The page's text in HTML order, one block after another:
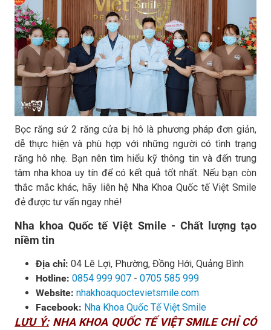
Bọc răng sứ 2 răng cửa bị hô là phương pháp đơn giản,
dễ thực hiện và phù hợp với những người có tình trạng
răng hô nhẹ. Bạn nên tìm hiểu kỹ thông tin và đến trung
tâm nha khoa uy tín để có kết quả tốt nhất. Nếu bạn còn
thắc mắc khác, hãy liên hệ Nha Khoa Quốc tế Việt Smile
đẻ được tư vấn ngay nhé!
Nha khoa Quốc tế Việt Smile - Chất lượng tạo
niềm tin
Địa chỉ: 04 Lê Lợi, Phường, Đồng Hới, Quảng Bình
Hotline: 0854 999 907 - 0705 585 999
Website: nhakhoaquoctevietsmile.com
Facebook: Nha Khoa Quốc Tế Việt Smile
LƯU Ý:NHA KHOA QUỐC TẾ VIỆT SMILE CHỈ CÓ